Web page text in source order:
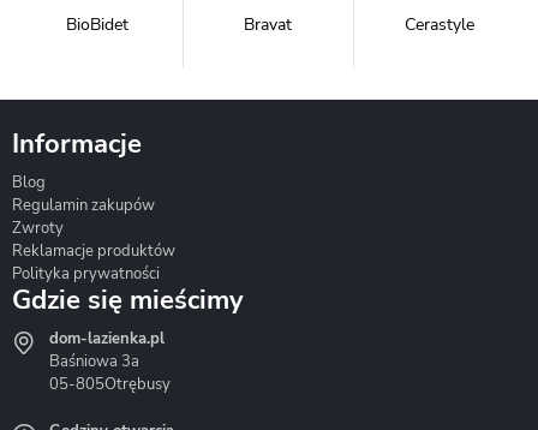
BioBidet Bravat Cerastyle
Hydrostop
Informacje
Blog
Regulamin zakupów
Zwroty
Reklamacje produktów
Polityka prywatności
Gdzie się mieścimy
dom-lazienka.pl
Baśniowa 3a
05-805Otrębusy